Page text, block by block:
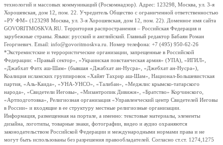
технологий и массовых коммуникаций (Роскомнадзор). Адрес: 123298, Москва, ул. 3-я
Хорошевская, дом 12, пом. 22. Учредитель Общество с ограниченной ответственностью
«РУ ФМ» (123298 Москва, ул. 3-я Хорошевская, дом 12, пом. 22). Доменное имя сайта
GOVORITMOSKVA.RU. Территория распространения – Российская Федерация и
зарубежные страны. Языки: русский и английский. Главный редактор Бабаян Роман
Георгиевич. Email: info@govoritmoskva.ru. Номер телефона: +7 (495) 950-62-26
*Экстремистские и террористические организации, запрещенные в Российской
Федерации: «Правый сектор», «Украинская повстанческая армия» (УПА), «ИГИЛ»,
«Джабхат Фатх аш-Шам» (бывшая «Джабхат ан-Нусра», «Джебхат ан-Нусра»),
Коалиция исламских группировок «Хайят Тахрир аш-Шам», Национал-Большевистская
партия, «Аль-Каида», «УНА-УНСО», «Талибан», «Меджлис крымско-татарского
народа», «Свидетели Иеговы», «Мизантропик Дивижн», «Братство» Корчинского,
«Артподготовка», Религиозная организация «Управленческий центр Свидетелей Иеговы
в России» и входящие в ее структуру местные религиозные организации.
Информация, размещенная на портале, а именно: текстовые материалы, элементы
дизайна, логотипы, товарные знаки, фотографии, видео и аудио охраняются
законодательством Российской Федерации и международными нормами права и не
могут быть использованы без разрешения правообладателей. Согласно ст.ст. 1274,1275